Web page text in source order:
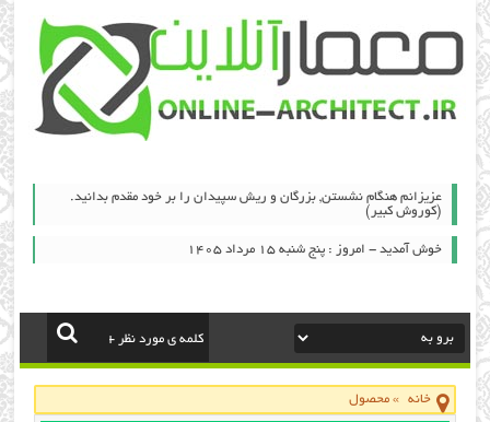
عزیزانم هنگام نشستن, بزرگان و ریش سپیدان را بر خود مقدم بدانید.
(کوروش کبیر)
خوش آمدید - امروز : پنج شنبه ۱۵ مرداد ۱۴۰۵
خانه »محصول